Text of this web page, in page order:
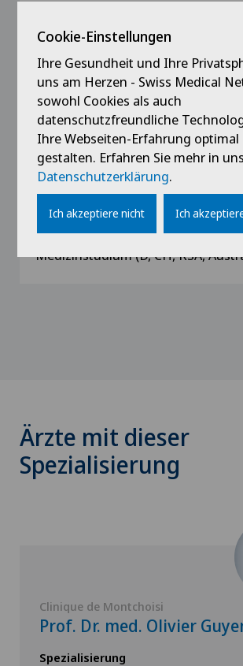
1994 - 1995
Chirurgie-Assistenz (D, GB)
1994
Medizinisches Diploma Deutsch
1994
Medizinisches Diploma Südafrika
1987 - 1994
Medizinstudium (D, CH, RSA,
Ärzte mit dieser
Spezialisierung
Clinique de Montchoisi
Prof. Dr. med. Olivier
Spezialisierung
Cookie-Einstellungen
Ihre Gesundheit und Ihre
uns am Herzen - Swiss Medical
sowohl Cookies als auch
datenschutzfreundliche
Ihre Webseiten-Erfahrung optimal
gestalten. Erfahren Sie mehr in
Datenschutzerklärung.
Ich akzeptiere nicht Ich